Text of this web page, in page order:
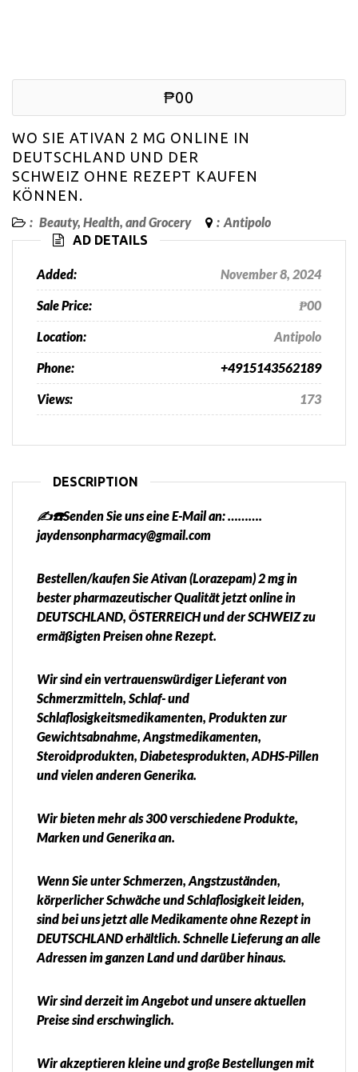
₱00
WO SIE ATIVAN 2 MG ONLINE IN
DEUTSCHLAND UND DER
SCHWEIZ OHNE REZEPT KAUFEN
KÖNNEN.
: Beauty, Health, and Grocery : Antipolo
AD DETAILS
Added: November 8, 2024
Sale Price: ₱00
Location: Antipolo
Phone: +4915143562189
Views: 173
DESCRIPTION
✍️☎️Senden Sie uns eine E-Mail an: ……….
jaydensonpharmacy@gmail.com
Bestellen/kaufen Sie Ativan (Lorazepam) 2 mg in
bester pharmazeutischer Qualität jetzt online in
DEUTSCHLAND, ÖSTERREICH und der SCHWEIZ zu
ermäßigten Preisen ohne Rezept.
Wir sind ein vertrauenswürdiger Lieferant von
Schmerzmitteln, Schlaf- und
Schlaflosigkeitsmedikamenten, Produkten zur
Gewichtsabnahme, Angstmedikamenten,
Steroidprodukten, Diabetesprodukten, ADHS-Pillen
und vielen anderen Generika.
Wir bieten mehr als 300 verschiedene Produkte,
Marken und Generika an.
Wenn Sie unter Schmerzen, Angstzuständen,
körperlicher Schwäche und Schlaflosigkeit leiden,
sind bei uns jetzt alle Medikamente ohne Rezept in
DEUTSCHLAND erhältlich. Schnelle Lieferung an alle
Adressen im ganzen Land und darüber hinaus.
Wir sind derzeit im Angebot und unsere aktuellen
Preise sind erschwinglich.
Wir akzeptieren kleine und große Bestellungen mit